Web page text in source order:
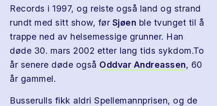
Records i 1997, og reiste også land og strand
rundt med sitt show, før Sjøen ble tvunget til å
trappe ned av helsemessige grunner. Han
døde 30. mars 2002 etter lang tids sykdom.To
år senere døde også Oddvar Andreassen, 60
år gammel.
Busserulls fikk aldri Spellemannprisen, og de